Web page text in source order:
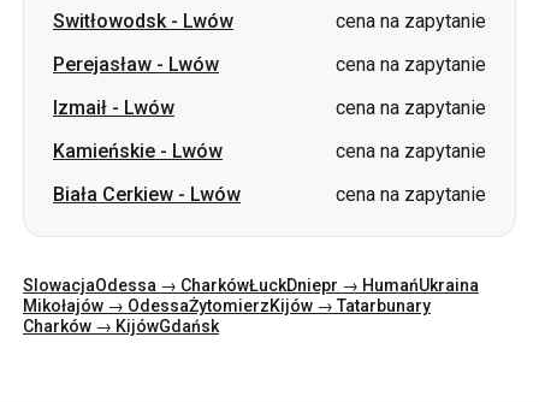
Switłowodsk- Lwów
cena na zapytanie
Perejasław - Lwów
cena na zapytanie
Izmaił - Lwów
cena na zapytanie
Kamieńskie - Lwów
cena na zapytanie
Biała Cerkiew - Lwów cena na zapytanie
SlowacjaOdessa → CharkówŁuckDniepr → HumańUkraina
Mikołajów → OdessaŻytomierzKijów → Tatarbunary
Charków → KijówGdańsk